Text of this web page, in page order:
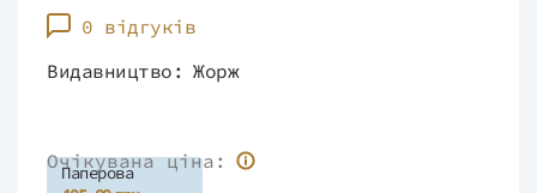
0 відгуків
Видавництво: Жорж
Очікувана ціна:
Паперова